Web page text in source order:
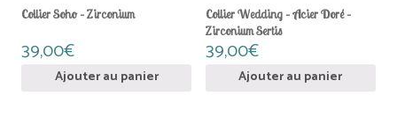
Collier Soho – Zirconium
39,00€
Ajouter au panier
Collier Wedding – Acier Doré –
Zirconium Sertis
39,00€
Ajouter au panier